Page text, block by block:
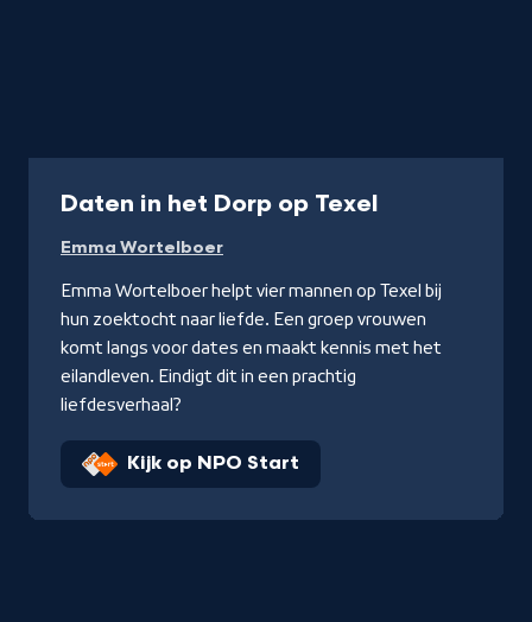
Daten in het Dorp op Texel
Emma Wortelboer
Emma Wortelboer helpt vier mannen op Texel bij
hun zoektocht naar liefde. Een groep vrouwen
komt langs voor dates en maakt kennis met het
eilandleven. Eindigt dit in een prachtig
liefdesverhaal?
Kijk op NPO Start